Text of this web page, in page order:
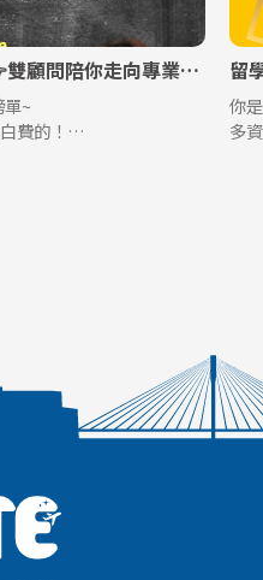
2025英國研究所星榜單👉雙顧問陪你走向專業領域
~
費的！
你
多